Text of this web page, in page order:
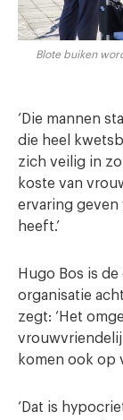
Blote buiken
‘Die mannen
die heel
zich veilig in
koste van
ervaring geven
heeft.’
Hugo Bos is
organisatie
zegt: ‘Het
komen ook op
‘Dat is